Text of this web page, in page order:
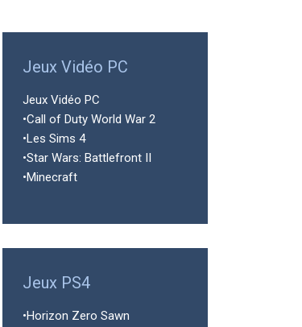
Jeux Vidéo PC
Jeux Vidéo PC
•Call of Duty World War 2
•Les Sims 4
•Star Wars: Battlefront II
•Minecraft
Jeux PS4
•Horizon Zero Sawn